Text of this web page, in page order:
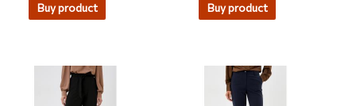
Buy product Buy product